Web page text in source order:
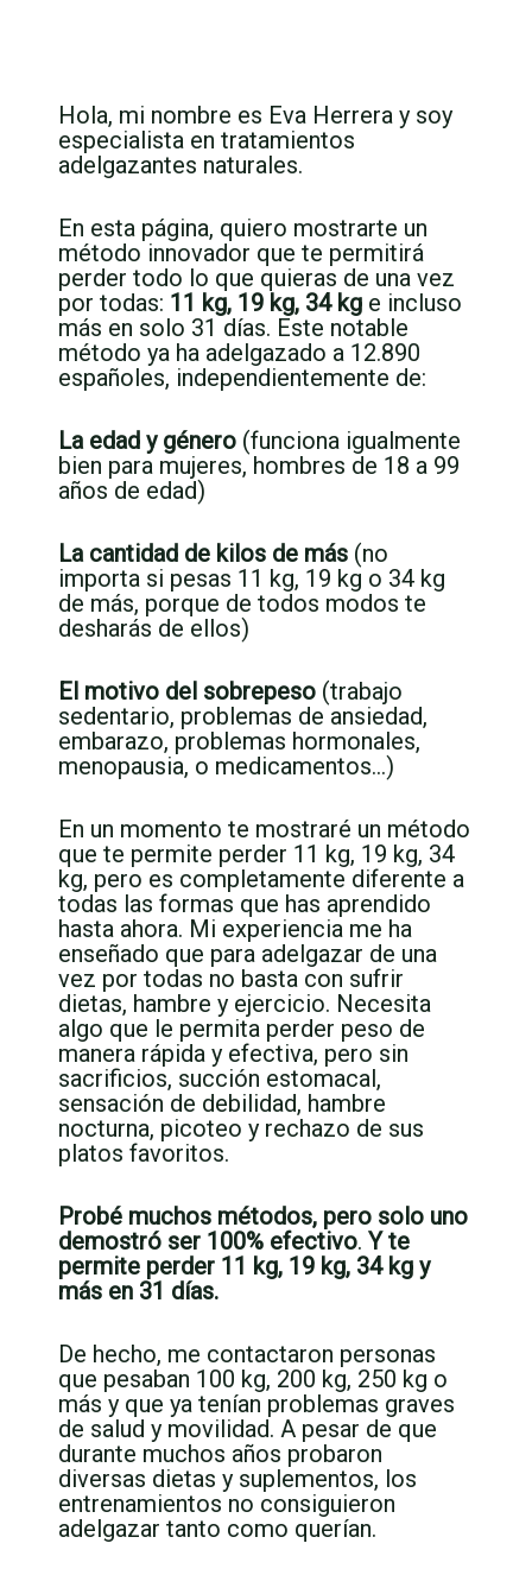
Hola, mi nombre es Eva Herrera y soy
especialista en tratamientos
adelgazantes naturales.
En esta página, quiero mostrarte un
método innovador que te permitirá
perder todo lo que quieras de una vez
por todas: 11 kg, 19 kg, 34 kg e incluso
más en solo 31 días. Este notable
método ya ha adelgazado a 12.890
españoles, independientemente de:
La edad y género (funciona igualmente
bien para mujeres, hombres de 18 a 99
años de edad)
La cantidad de kilos de más (no
importa si pesas 11 kg, 19 kg o 34 kg
de más, porque de todos modos te
desharás de ellos)
El motivo del sobrepeso (trabajo
sedentario, problemas de ansiedad,
embarazo, problemas hormonales,
menopausia, o medicamentos…)
En un momento te mostraré un método
que te permite perder 11 kg, 19 kg, 34
kg, pero es completamente diferente a
todas las formas que has aprendido
hasta ahora. Mi experiencia me ha
enseñado que para adelgazar de una
vez por todas no basta con sufrir
dietas, hambre y ejercicio. Necesita
algo que le permita perder peso de
manera rápida y efectiva, pero sin
sacrificios, succión estomacal,
sensación de debilidad, hambre
nocturna, picoteo y rechazo de sus
platos favoritos.
Probé muchos métodos, pero solo uno
demostró ser 100% efectivo.Y te
permite perder 11 kg, 19 kg, 34 kg y
más en 31 días.
De hecho, me contactaron personas
que pesaban 100 kg, 200 kg, 250 kg o
más y que ya tenían problemas graves
de salud y movilidad. A pesar de que
durante muchos años probaron
diversas dietas y suplementos, los
entrenamientos no consiguieron
adelgazar tanto como querían.